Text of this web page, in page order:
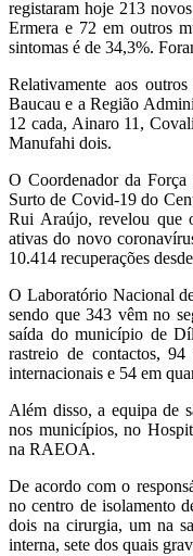
registaram hoje 213
Ermera e 72 em outros
sintomas é de 34,3%.
Relativamente aos
Baucau e a Região
12 cada, Ainaro 11,
Manufahi dois.
O Coordenador da
Surto de Covid-19 do
Rui Araújo, revelou que
ativas do novo
10.414 recuperações
O Laboratório Nacional
sendo que 343 vêm no
saída do município de
rastreio de contactos,
internacionais e 54 em
Além disso, a equipa de
nos municípios, no
na RAEOA.
De acordo com o
no centro de isolamento
dois na cirurgia, um na
interna, sete dos quais